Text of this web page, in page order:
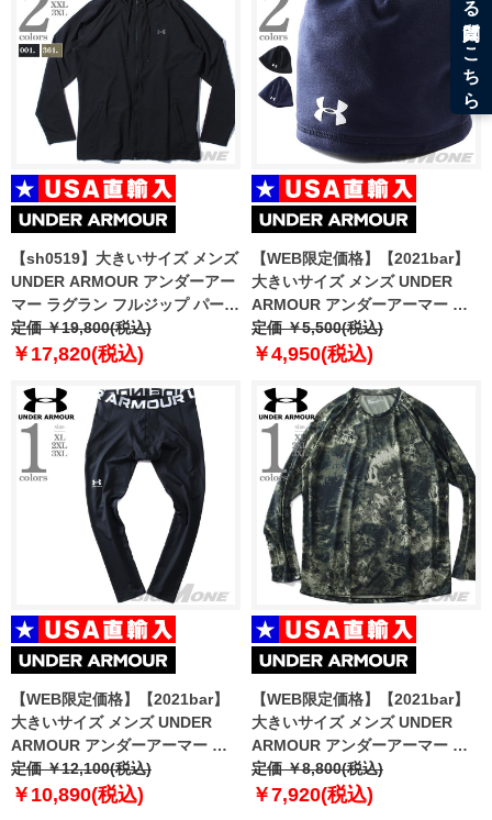
【sh0519】大きいサイズ メンズ
UNDER ARMOUR アンダーアー
マー ラグラン フルジップ パーカ
ー ウィンドブレーカー USA直輸
入 1370499
定価 ￥19,800(税込)
￥17,820(税込)
【WEB限定価格】【2021bar】
大きいサイズ メンズ UNDER
ARMOUR アンダーアーマー キ
ャップ ビーニー 帽子 USA直輸入
1343149
定価 ￥5,500(税込)
￥4,950(税込)
【WEB限定価格】【2021bar】
大きいサイズ メンズ UNDER
ARMOUR アンダーアーマー レ
ギンス ColdGear Leggings
USA直輸入 1366075
定価 ￥12,100(税込)
￥10,890(税込)
【WEB限定価格】【2021bar】
大きいサイズ メンズ UNDER
ARMOUR アンダーアーマー 長
袖 プリント Tシャツ ロックアッ
プ TECH2.0 PRINT LOCKUP
定価 ￥8,800(税込)
￥7,920(税込)